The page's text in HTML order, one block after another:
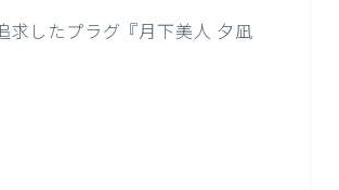
求したプラグ『月下美人 夕凪